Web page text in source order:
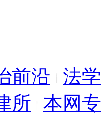
前沿
法
所
本网